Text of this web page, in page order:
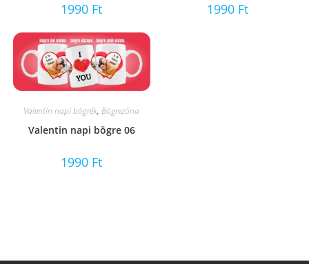
1990 Ft 1990 Ft
Valentin napi bögrék,Bögrezóna
Valentin napi bögre 06
1990 Ft